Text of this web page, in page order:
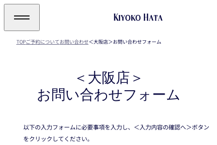
TOPご予約についてお問い合わせ＜大阪店＞お問い合わせフォーム
＜大阪店＞
お問い合わせフォーム
以下の入力フォームに必要事項を入力し、＜入力内容の確認へ＞ボタン
をクリックしてください。